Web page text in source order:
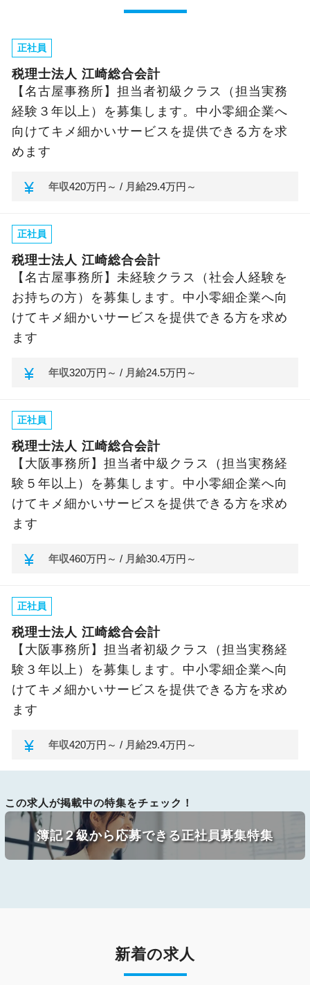
正社員
税理士法人 江崎総合会計
【名古屋事務所】担当者初級クラス（担当実務
経験３年以上）を募集します。中小零細企業へ
向けてキメ細かいサービスを提供できる方を求
めます
currency_yen 年収420万円～ / 月給29.4万円～
正社員
税理士法人 江崎総合会計
【名古屋事務所】未経験クラス（社会人経験を
お持ちの方）を募集します。中小零細企業へ向
けてキメ細かいサービスを提供できる方を求め
ます
currency_yen 年収320万円～ / 月給24.5万円～
正社員
税理士法人 江崎総合会計
【大阪事務所】担当者中級クラス（担当実務経
験５年以上）を募集します。中小零細企業へ向
けてキメ細かいサービスを提供できる方を求め
ます
currency_yen 年収460万円～ / 月給30.4万円～
正社員
税理士法人 江崎総合会計
【大阪事務所】担当者初級クラス（担当実務経
験３年以上）を募集します。中小零細企業へ向
けてキメ細かいサービスを提供できる方を求め
ます
currency_yen 年収420万円～ / 月給29.4万円～
この求人が掲載中の特集をチェック！
簿記２級から応募できる正社員募集特集
新着の求人